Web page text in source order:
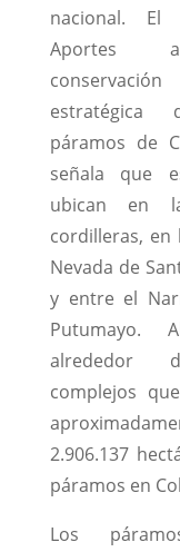
nacional. El
conservación
estratégica
páramos de
señala que
ubican en
cordilleras, en
Nevada de
y entre el
Putumayo.
alrededor
complejos
2.906.137
páramos en
Los